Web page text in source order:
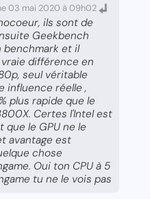
03 mai 2020 à 09h02
ils sont de
Geekbench
benchmark et il
différence en
seul véritable
influence réelle ,
plus rapide que le
Certes l'Intel est
le GPU ne le
avantage est
chose
Oui ton CPU à 5
tu ne le vois pas